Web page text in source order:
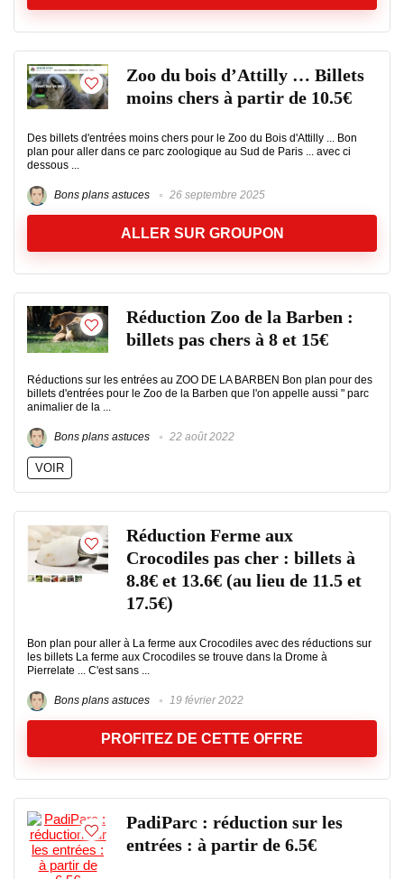
Zoo du bois d’Attilly … Billets
moins chers à partir de 10.5€
Des billets d'entrées moins chers pour le Zoo du Bois d'Attilly ... Bon
plan pour aller dans ce parc zoologique au Sud de Paris ... avec ci
dessous ...
Bons plans astuces 26 septembre 2025
ALLER SUR GROUPON
Réduction Zoo de la Barben :
billets pas chers à 8 et 15€
Réductions sur les entrées au ZOO DE LA BARBEN Bon plan pour des
billets d'entrées pour le Zoo de la Barben que l'on appelle aussi " parc
animalier de la ...
Bons plans astuces 22 août 2022
VOIR
Réduction Ferme aux
Crocodiles pas cher : billets à
8.8€ et 13.6€ (au lieu de 11.5 et
17.5€)
Bon plan pour aller à La ferme aux Crocodiles avec des réductions sur
les billets La ferme aux Crocodiles se trouve dans la Drome à
Pierrelate ... C'est sans ...
Bons plans astuces 19 février 2022
PROFITEZ DE CETTE OFFRE
PadiParc : réduction sur les
entrées : à partir de 6.5€